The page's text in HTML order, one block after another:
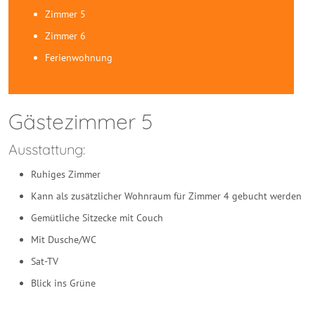
Zimmer 5
Zimmer 6
Ferienwohnung
Gästezimmer 5
Ausstattung:
Ruhiges Zimmer
Kann als zusätzlicher Wohnraum für Zimmer 4 gebucht werden
Gemütliche Sitzecke mit Couch
Mit Dusche/WC
Sat-TV
Blick ins Grüne